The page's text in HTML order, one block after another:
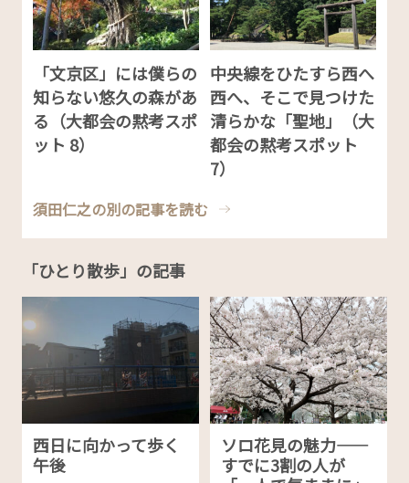
「文京区」には僕らの
知らない悠久の森があ
る（大都会の黙考スポ
ット 8）
中央線をひたすら西へ
西へ、そこで見つけた
清らかな「聖地」（大
都会の黙考スポット
7）
須田仁之の別の記事を読む
「ひとり散歩」の記事
西日に向かって歩く
午後
ソロ花見の魅力——
すでに3割の人が